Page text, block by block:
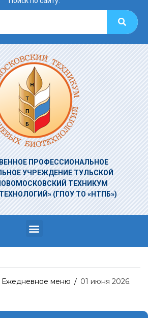
ПРОФЕССИОНАЛЬНОЕ
УЧРЕЖДЕНИЕТУЛЬСКОЙ
ТЕХНИКУМ
(ГПОУ ТО «НТПБ»)
Ежедневное меню / 01 июня 2026.